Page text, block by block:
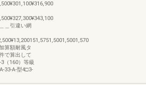
＿引違い網
算額耐風タ
で算出して
（160）等級
33-A-型4□3-